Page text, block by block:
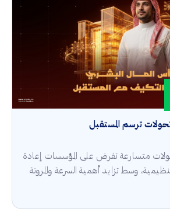
ترسم المستقبل
متسارعة تفرض على المؤسسات إعادة
وسط تزايد أهمية السرعة والمرونة